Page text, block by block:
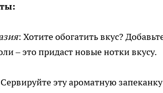
: Хотите обогатить вкус?
– это придаст новые нотки вкусу.
эту ароматную